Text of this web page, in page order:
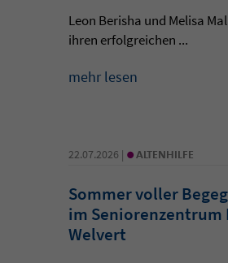
Leon Berisha und Melisa
ihren erfolgreichen ...
mehr lesen
22.07.2026 | • ALTENHILFE
Sommer voller
im Seniorenzentrum
Welvert